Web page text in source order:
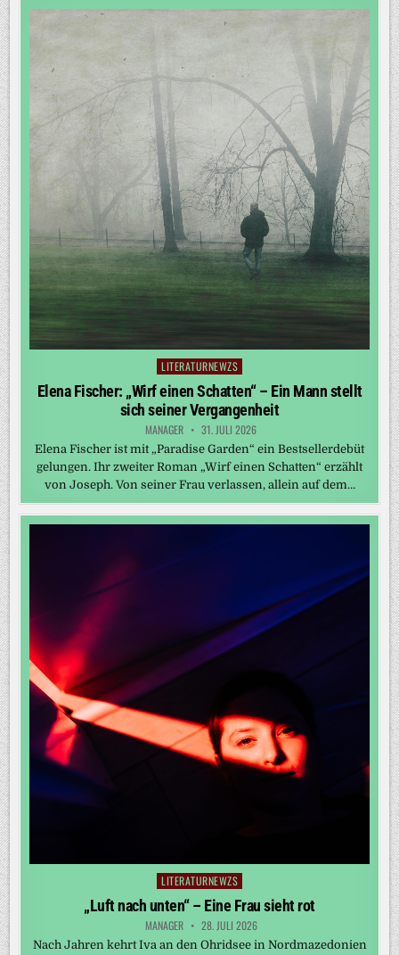
Posted
in
LITERATURNEWZS
Elena Fischer: „Wirf einen Schatten“ – Ein Mann stellt
sich seiner Vergangenheit
MANAGER 31. JULI 2026
Elena Fischer ist mit „Paradise Garden“ ein Bestsellerdebüt
gelungen. Ihr zweiter Roman „Wirf einen Schatten“ erzählt
von Joseph. Von seiner Frau verlassen, allein auf dem…
Posted
in
LITERATURNEWZS
„Luft nach unten“ – Eine Frau sieht rot
MANAGER 28. JULI 2026
Nach Jahren kehrt Iva an den Ohridsee in Nordmazedonien